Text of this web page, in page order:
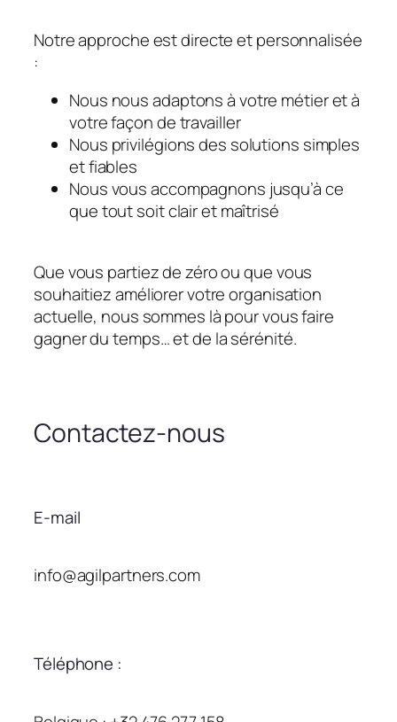
Notre approche est directe et personnalisée
:
Nous nous adaptons à votre métier et à
votre façon de travailler
Nous privilégions des solutions simples
et fiables
Nous vous accompagnons jusqu’à ce
que tout soit clair et maîtrisé
Que vous partiez de zéro ou que vous
souhaitiez améliorer votre organisation
actuelle, nous sommes là pour vous faire
gagner du temps… et de la sérénité.
Contactez-nous
E-mail
info@agilpartners.com
Téléphone :